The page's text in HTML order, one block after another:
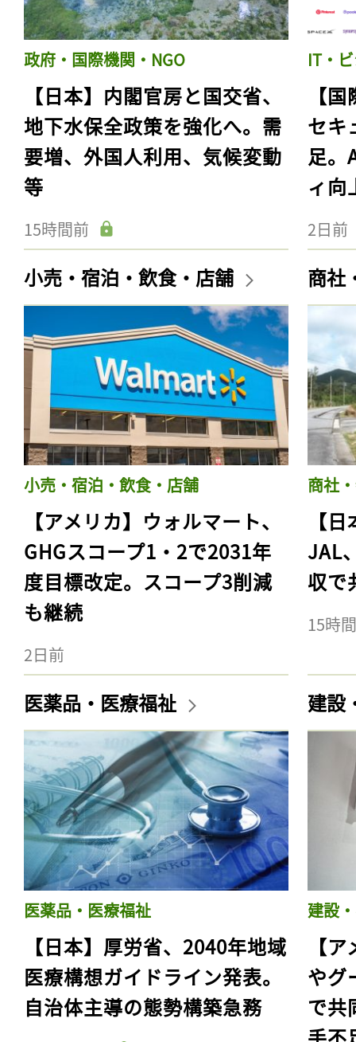
政府・国際機関・NGO
【日本】内閣官房と国交省、
地下水保全政策を強化へ。需
要増、外国人利用、気候変動
等
15時間前
IT・
【
セキ
足。
ィ向
2日前
小売・宿泊・飲食・店舗
小売・宿泊・飲食・店舗
【アメリカ】ウォルマート、
GHGスコープ1・2で2031年
度目標改定。スコープ3削減
も継続
2日前
商社
商社
【
JAL
収で
15時
医薬品・医療福祉
医薬品・医療福祉
【日本】厚労省、2040年地域
医療構想ガイドライン発表。
自治体主導の態勢構築急務
建設
建設
【
やグ
で共